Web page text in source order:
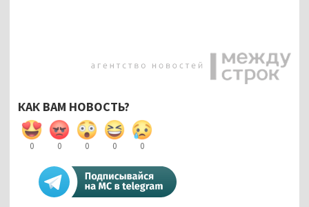
КАК ВАМ НОВОСТЬ?
0 0 0 0 0